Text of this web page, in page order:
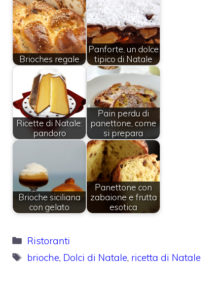
Brioches regale
Panforte, un dolce
tipico di Natale
Ricette di Natale:
pandoro
Pain perdu di
panettone, come
si prepara
Brioche siciliana
con gelato
Panettone con
zabaione e frutta
esotica
Categorie
Ristoranti
Tag
brioche, Dolci di Natale, ricetta di Natale